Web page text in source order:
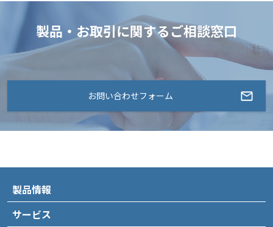
製品・お取引に関するご相談窓口
お問い合わせフォーム
製品情報
サービス